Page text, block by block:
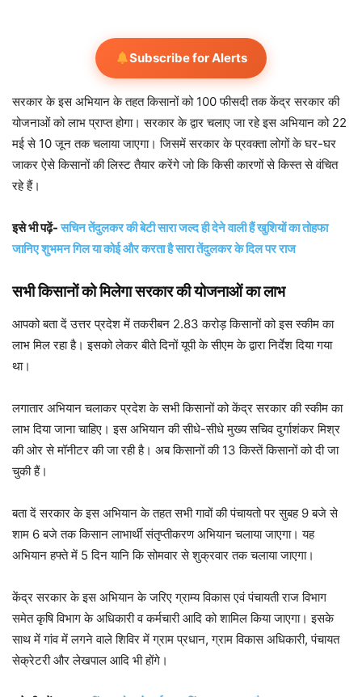
Subscribe for Alerts
सरकार के इस अभियान के तहत किसानों को 100 फीसदी तक केंद्र सरकार की
योजनाओं को लाभ प्राप्त होगा। सरकार के द्वार चलाए जा रहे इस अभियान को 22
मई से 10 जून तक चलाया जाएगा। जिसमें सरकार के प्रवक्ता लोगों के घर-घर
जाकर ऐसे किसानों की लिस्ट तैयार करेंगे जो कि किसी कारणों से किस्त से वंचित
रहे हैं।
इसे भी पढ़ें-सचिन तेंदुलकर की बेटी सारा जल्द ही देने वाली हैं खुशियों का तोहफा
जानिए शुभमन गिल या कोई और करता है सारा तेंदुलकर के दिल पर राज
सभी किसानों को मिलेगा सरकार की योजनाओं का लाभ
आपको बता दें उत्तर प्रदेश में तकरीबन 2.83 करोड़ क‍िसानों को इस स्कीम का
लाभ मिल रहा है। इसको लेकर बीते दिनों यूपी के सीएम के द्वारा निर्देश दिया गया
था।
लगातार अभियान चलाकर प्रदेश के सभी किसानों को केंद्र सरकार की स्कीम का
लाभ दिया जाना चाहिए। इस अभियान की सीधे-सीधे मुख्य सचिव दुर्गाशंकर मिश्र
की ओर से मॉनीटर की जा रही है। अब किसानों की 13 किस्तें किसानों को दी जा
चुकी हैं।
बता दें सरकार के इस अभियान के तहत सभी गावों की पंचायतो पर सुबह 9 बजे से
शाम 6 बजे तक किसान लाभार्थी संतृप्तीकरण अभियान चलाया जाएगा। यह
अभियान हफ्ते में 5 दिन यानि कि सोमवार से शुक्रवार तक चलाया जाएगा।
केंद्र सरकार के इस अभियान के जरिए ग्राम्य विकास एवं पंचायती राज विभाग
समेत कृषि विभाग के अधिकारी व कर्मचारी आदि को शाम‍िल किया जाएगा। इसके
साथ में गांव में लगने वाले शिविर में ग्राम प्रधान, ग्राम विकास अधिकारी, पंचायत
सेक्रेटरी और लेखपाल आद‍ि भी होंगे।